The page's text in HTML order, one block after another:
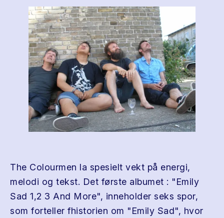
The Colourmen la spesielt vekt på energi,
melodi og tekst. Det første albumet : "Emily
Sad 1,2 3 And More", inneholder seks spor,
som forteller fhistorien om "Emily Sad", hvor